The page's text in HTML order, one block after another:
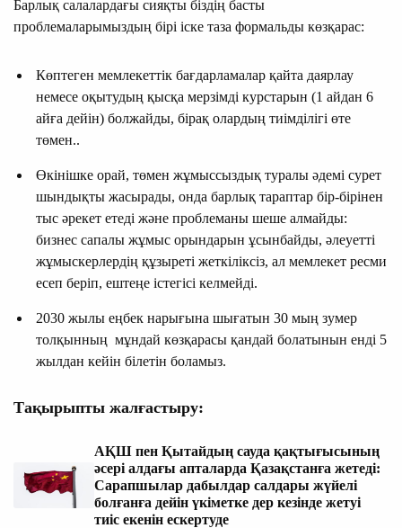
Барлық салалардағы сияқты біздің басты
проблемаларымыздың бірі іске таза формальды көзқарас:
Көптеген мемлекеттік бағдарламалар қайта даярлау
немесе оқытудың қысқа мерзімді курстарын (1 айдан 6
айға дейін) болжайды, бірақ олардың тиімділігі өте
төмен..
Өкінішке орай, төмен жұмыссыздық туралы әдемі сурет
шындықты жасырады, онда барлық тараптар бір-бірінен
тыс әрекет етеді және проблеманы шеше алмайды:
бизнес сапалы жұмыс орындарын ұсынбайды, әлеуетті
жұмыскерлердің құзыреті жеткіліксіз, ал мемлекет ресми
есеп беріп, ештеңе істегісі келмейді.
2030 жылы еңбек нарығына шығатын 30 мың зумер
толқынның мұндай көзқарасы қандай болатынын енді 5
жылдан кейін білетін боламыз.
Тақырыпты жалғастыру:
АҚШ пен Қытайдың сауда қақтығысының
әсері алдағы апталарда Қазақстанға жетеді:
Сарапшылар дабылдар салдары жүйелі
болғанға дейін үкіметке дер кезінде жетуі
тиіс екенін ескертуде